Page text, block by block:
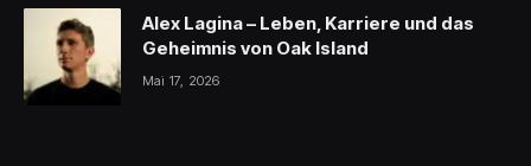
Alex Lagina – Leben, Karriere und das
Geheimnis von Oak Island
Mai 17, 2026